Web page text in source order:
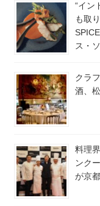
“イン
も取
ス・
クラ
酒、
料理
ンク
が京